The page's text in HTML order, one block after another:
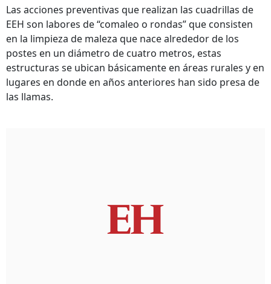
Las acciones preventivas que realizan las cuadrillas de
EEH son labores de “comaleo o rondas” que consisten
en la limpieza de maleza que nace alrededor de los
postes en un diámetro de cuatro metros, estas
estructuras se ubican básicamente en áreas rurales y en
lugares en donde en años anteriores han sido presa de
las llamas.